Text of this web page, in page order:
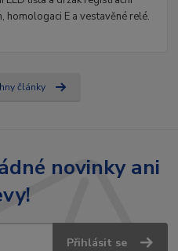
homologaci E a vestavěné relé.
články
novinky ani
Přihlásit se